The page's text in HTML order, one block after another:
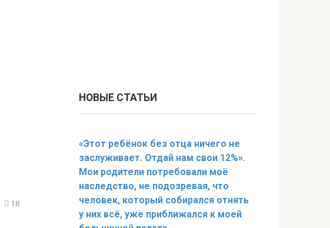
18
НОВЫЕ СТАТЬИ
«Этот ребёнок без отца ничего не
заслуживает. Отдай нам свои 12%».
Мои родители потребовали моё
наследство, не подозревая, что
человек, который собирался отнять
у них всё, уже приближался к моей